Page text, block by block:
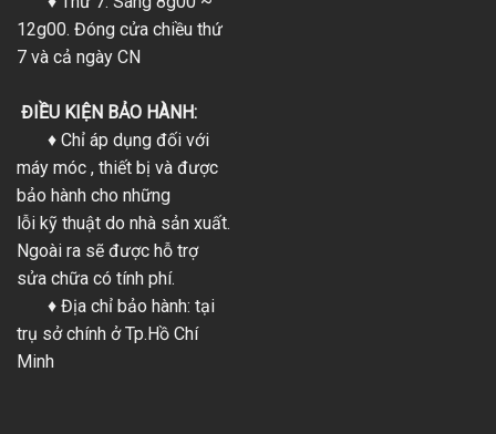
12g00. Đóng cửa chiều thứ
7 và cả ngày CN
ĐIỀU KIỆN BẢO HÀNH:
♦ Chỉ áp dụng đối với
máy móc , thiết bị và được
bảo hành cho những
lỗi kỹ thuật do nhà sản xuất.
Ngoài ra sẽ được hỗ trợ
sửa chữa có tính phí.
♦ Địa chỉ bảo hành: tại
trụ sở chính ở Tp.Hồ Chí
Minh